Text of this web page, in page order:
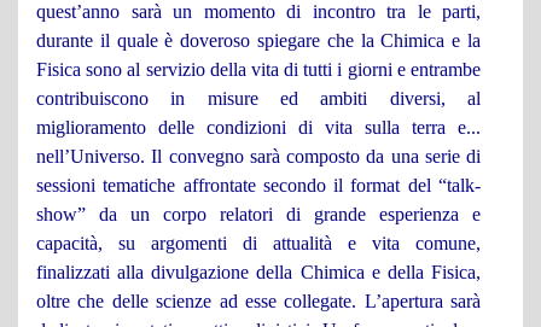
quest’anno sarà un momento di incontro tra le parti,
durante il quale è doveroso spiegare che la Chimica e la
Fisica sono al servizio della vita di tutti i giorni e entrambe
contribuiscono in misure ed ambiti diversi, al
miglioramento delle condizioni di vita sulla terra e...
nell’Universo. Il convegno sarà composto da una serie di
sessioni tematiche affrontate secondo il format del “talk-
show” da un corpo relatori di grande esperienza e
capacità, su argomenti di attualità e vita comune,
finalizzati alla divulgazione della Chimica e della Fisica,
oltre che delle scienze ad esse collegate. L’apertura sarà